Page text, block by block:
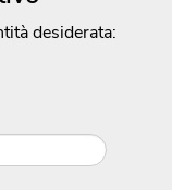
desiderata: